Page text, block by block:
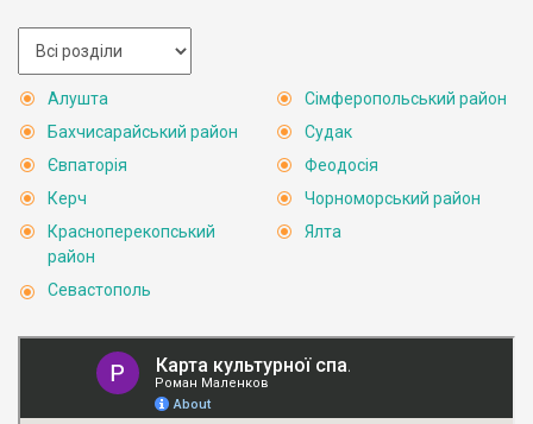
Алушта
Бахчисарайський район
Євпаторія
Керч
Красноперекопський
район
Севастополь
Сімферопольський район
Судак
Феодосія
Чорноморський район
Ялта